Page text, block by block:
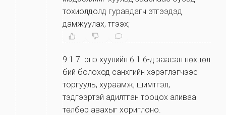
тохиолдолд гуравдагч этгээдэд
дамжуулах, түгээх;
9.1.7. энэ хуулийн 6.1.6-д заасан нөхцөл
бий болоход санхүүгийн хэрэглэгчээс
торгууль, хураамж, шимтгэл,
тэдгээртэй адилтган тооцох аливаа
төлбөр авахыг хориглоно.